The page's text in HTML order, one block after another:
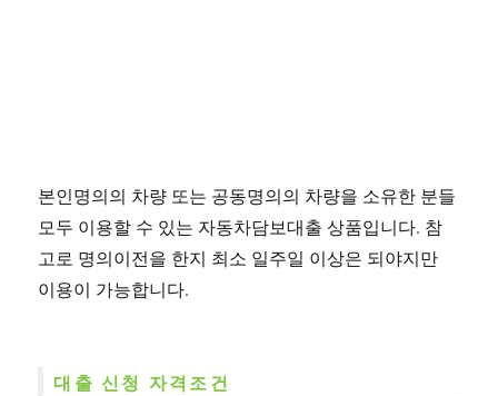
본인명의의 차량 또는 공동명의의 차량을 소유한 분들
모두 이용할 수 있는 자동차담보대출 상품입니다. 참
고로 명의이전을 한지 최소 일주일 이상은 되야지만
이용이 가능합니다.
대출 신청 자격조건